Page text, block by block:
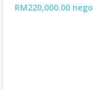
RM220,000.00 nego